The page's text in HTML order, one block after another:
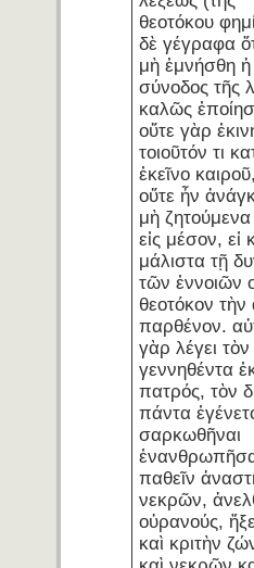
θεοτόκου
δὲ γέγραφα
μὴ ἐμνήσθη ἡ
σύνοδος τῆς
καλῶς
οὔτε γὰρ
τοιοῦτόν τι
ἐκεῖνο
οὔτε ἦν
μὴ ζητούμενα
εἰς μέσον, εἰ
μάλιστα τῇ
τῶν ἐννοιῶν
θεοτόκον τὴν
παρθένον.
γὰρ λέγει τὸν
γεννηθέντα
πατρός, τὸν
πάντα
σαρκωθῆναι
παθεῖν
νεκρῶν,
οὐρανούς,
καὶ κριτὴν